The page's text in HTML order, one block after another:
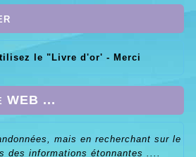
le "Livre d'or' - Merci
WEB ...
mais en recherchant sur le
des informations étonnantes ....